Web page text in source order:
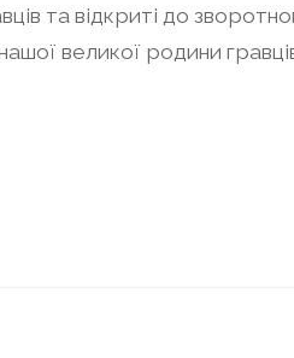
та відкриті до
великої родини